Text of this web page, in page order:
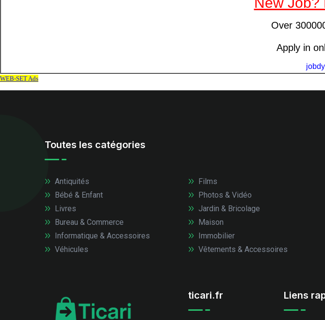
Toutes les catégories
Antiquités
Bébé & Enfant
Livres
Bureau & Commerce
Informatique & Accessoires
Véhicules
Films
Photos & Vidéo
Jardin & Bricolage
Maison
Immobilier
Vêtements & Accessoires
ticari.fr Liens